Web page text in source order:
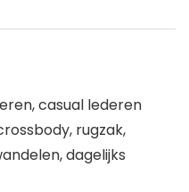
casual lederen
rugzak,
dagelijks